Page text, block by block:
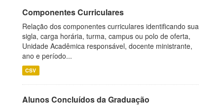
Componentes Curriculares
Relação dos componentes curriculares identificando sua
sigla, carga horária, turma, campus ou polo de oferta,
Unidade Acadêmica responsável, docente ministrante,
ano e período...
CSV
Alunos Concluídos da Graduação